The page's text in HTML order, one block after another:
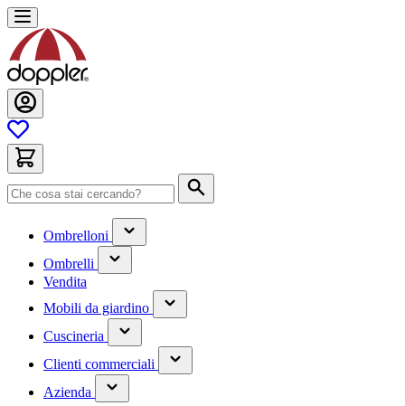
Salta
al
contenuto
Ombrelloni
(contiene
un
sottomenu)
Ombrelli
(contiene
un
Vendita
Mobili da giardino
(contiene
un
Cuscineria
(contiene
un
sottomenu)
Clienti commerciali
(has
submenu)
Azienda
(has
submenu)